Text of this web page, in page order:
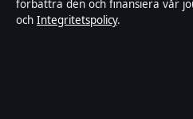
Kultur
Livsstil
förbättra den och finansiera vår
och Integritetspolicy.